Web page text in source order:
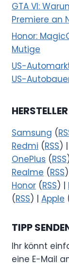
GTA VI:
Premiere an
Honor:
Mutige
US-
US-
Samsung (
Redmi (RSS) |
OnePlus (RSS
Realme (RSS)
Honor (RSS) |
(RSS) | Apple
TIPP
Ihr könnt
eine E-Mail